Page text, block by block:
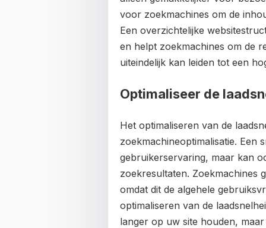
voor zoekmachines om de
Een overzichtelijke
en helpt zoekmachines om de
uiteindelijk kan leiden tot een
Optimaliseer de
Het optimaliseren van de
zoekmachineoptimalisatie. Een
gebruikerservaring, maar kan
zoekresultaten. Zoekmachines
omdat dit de algehele
optimaliseren van de
langer op uw site houden,